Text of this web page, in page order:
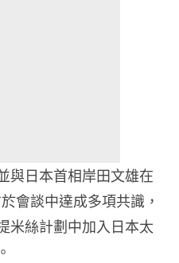
與日本首相岸田文雄在
會談中達成多項共識，
米絲計劃中加入日本太